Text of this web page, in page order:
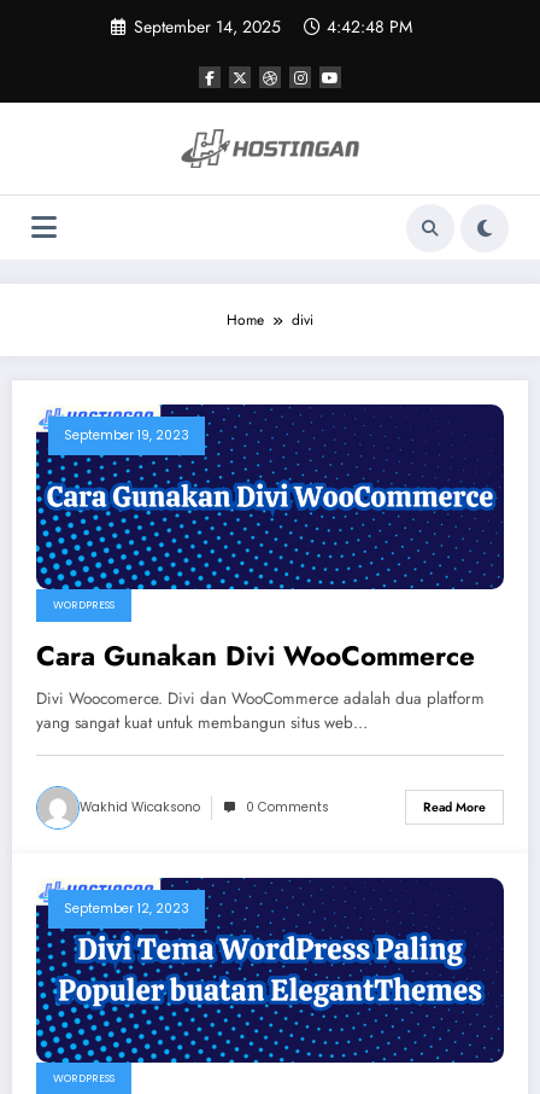
September 14, 2025 4:42:48 PM
Home divi
September 19, 2023
WORDPRESS
Cara Gunakan Divi WooCommerce
Divi Woocomerce. Divi dan WooCommerce adalah dua platform
yang sangat kuat untuk membangun situs web…
Wakhid Wicaksono 0 Comments Read More
September 12, 2023
WORDPRESS